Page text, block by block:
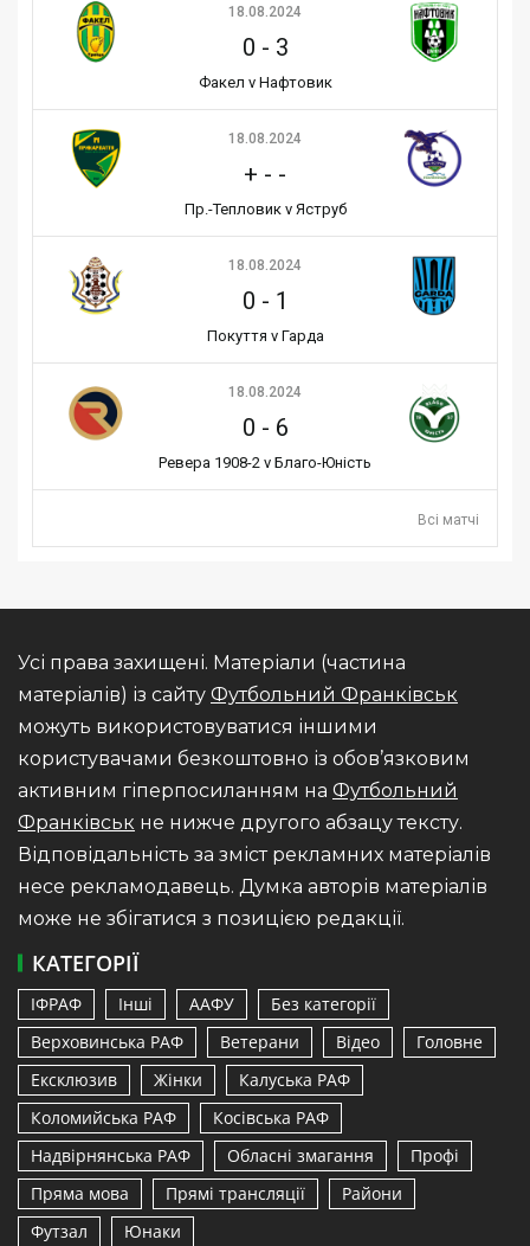
18.08.2024
0 - 3
Факел v Нафтовик
18.08.2024
+ - -
Пр.-Тепловик v Яструб
18.08.2024
0 - 1
Покуття v Гарда
18.08.2024
0 - 6
Ревера 1908-2 v Благо-Юність
Всі матчі
Усі права захищені. Матеріали (частина
матеріалів) із сайту Футбольний Франківськ
можуть використовуватися іншими
користувачами безкоштовно із обов’язковим
активним гіперпосиланням на Футбольний
Франківськ не нижче другого абзацу тексту.
Відповідальність за зміст рекламних матеріалів
несе рекламодавець. Думка авторів матеріалів
може не збігатися з позицією редакції.
КАТЕГОРІЇ
ІФРАФ Інші ААФУ
Без категорії
Верховинська РАФ
Ветерани Відео
Головне
Ексклюзив
Жінки
Калуська РАФ
Коломийська РАФ
Косівська РАФ
Надвірнянська РАФ
Обласні змагання
Профі
Пряма мова
Прямі трансляції
Райони
Футзал
Юнаки